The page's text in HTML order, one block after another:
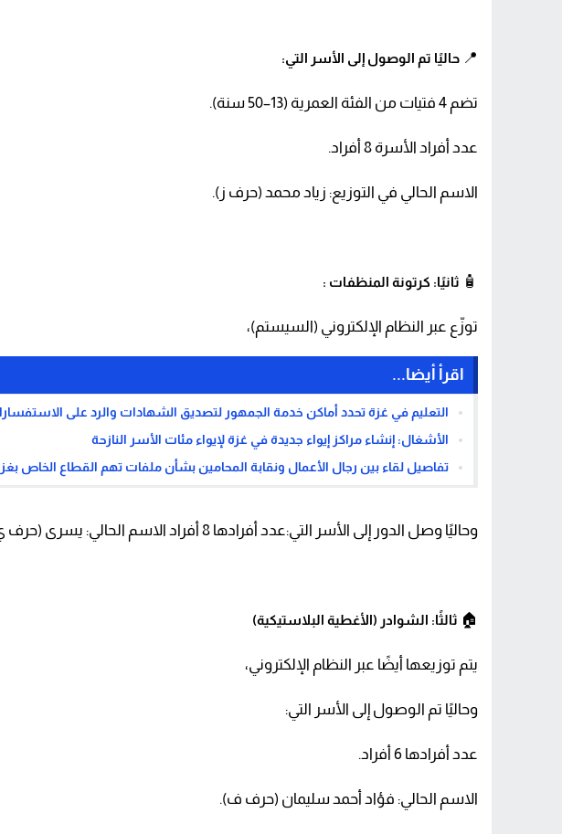
📍 حاليًا تم الوصول إلى الأسر التي:
تضم 4 فتيات من الفئة العمرية (13–50 سنة).
عدد أفراد الأسرة 8 أفراد.
الاسم الحالي في التوزيع: زياد محمد (حرف ز).
🧴 ثانيًا: كرتونة المنظفات :
توزّع عبر النظام الإلكتروني (السيستم)،
اقرأ أيضا...
التعليم في غزة تحدد أماكن خدمة الجمهور لتصديق الشهادات والرد على
الأشغال: إنشاء مراكز إيواء جديدة في غزة لإيواء مئات الأسر النازحة
تفاصيل لقاء بين رجال الأعمال ونقابة المحامين بشأن ملفات تهم القطاع الخاص
وحاليًا وصل الدور إلى الأسر التي:عدد أفرادها 8 أفراد الاسم الحالي: يسرى (حرف ي).
🏠 ثالثًا: الشوادر (الأغطية البلاستيكية)
يتم توزيعها أيضًا عبر النظام الإلكتروني،
وحاليًا تم الوصول إلى الأسر التي:
عدد أفرادها 6 أفراد.
الاسم الحالي: فؤاد أحمد سليمان (حرف ف).